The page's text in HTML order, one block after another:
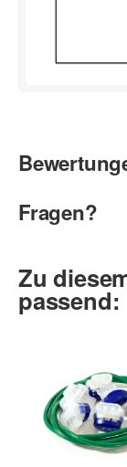
Fragen?
Zu
passend: